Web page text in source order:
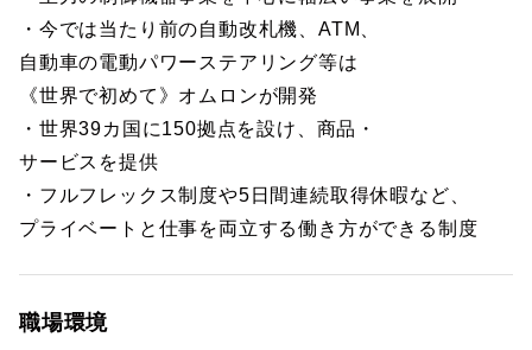
・今では当たり前の自動改札機、ATM、
自動車の電動パワーステアリング等は
《世界で初めて》オムロンが開発
・世界39カ国に150拠点を設け、商品・
サービスを提供
・フルフレックス制度や5日間連続取得休暇など、
プライベートと仕事を両立する働き方ができる制度
職場環境